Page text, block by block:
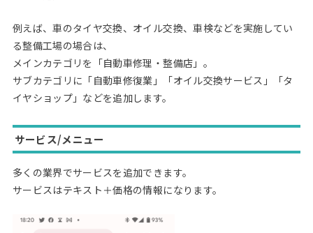
例えば、車のタイヤ交換、オイル交換、車検などを実施してい
る整備工場の場合は、
メインカテゴリを「自動車修理・整備店」。
サブカテゴリに「自動車修復業」「オイル交換サービス」「タ
イヤショップ」などを追加します。
サービス/メニュー
多くの業界でサービスを追加できます。
サービスはテキスト＋価格の情報になります。